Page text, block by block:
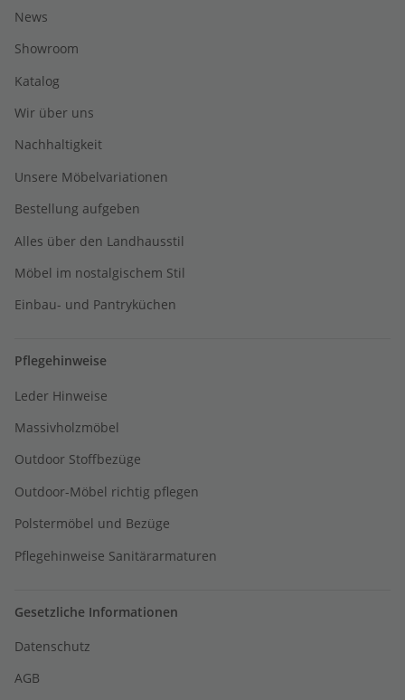
News
Showroom
Katalog
Wir über uns
Nachhaltigkeit
Unsere Möbelvariationen
Bestellung aufgeben
Alles über den Landhausstil
Möbel im nostalgischem Stil
Einbau- und Pantryküchen
Pflegehinweise
Leder Hinweise
Massivholzmöbel
Outdoor Stoffbezüge
Outdoor-Möbel richtig pflegen
Polstermöbel und Bezüge
Pflegehinweise Sanitärarmaturen
Gesetzliche Informationen
Datenschutz
AGB